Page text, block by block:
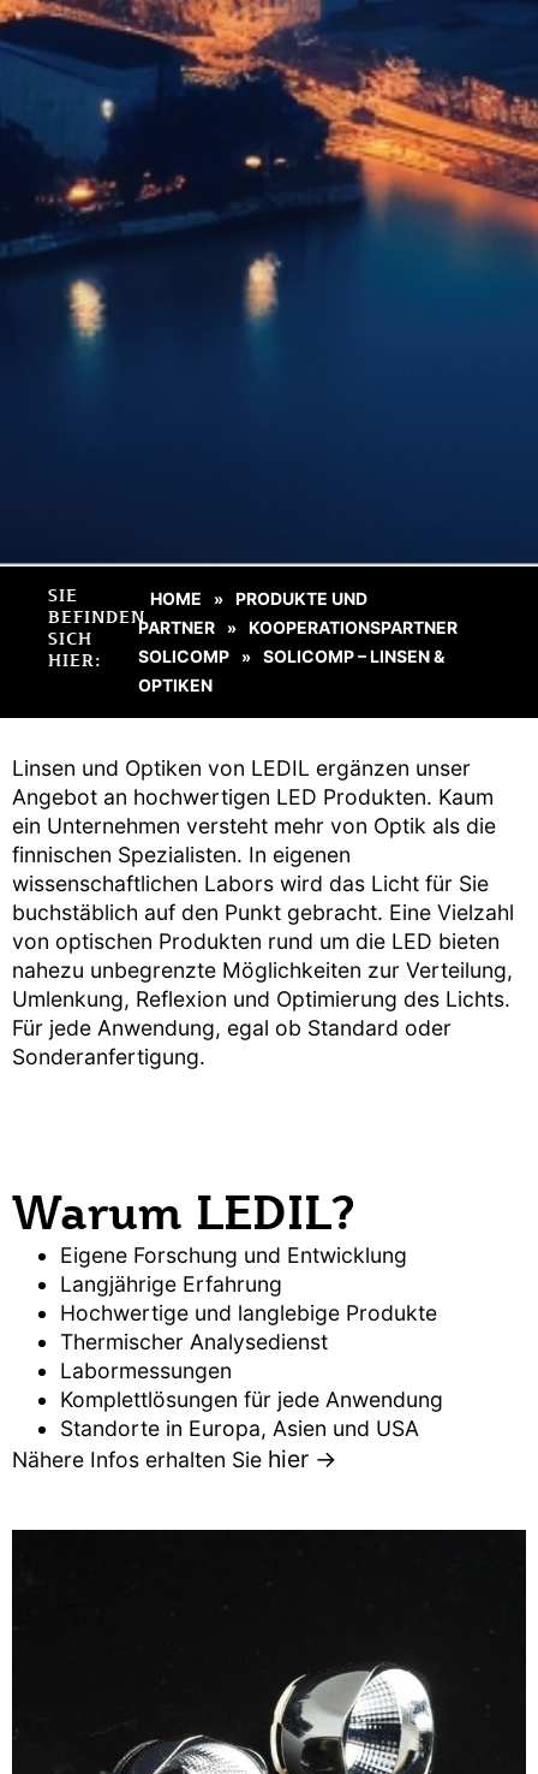
SIE
BEFINDEN
SICH
HIER:
HOME »
PRODUKTE UND
PARTNER
»
KOOPERATIONSPARTNER
SOLICOMP
»
SOLICOMP – LINSEN &
OPTIKEN
Linsen und Optiken von LEDIL ergänzen unser
Angebot an hochwertigen LED Produkten. Kaum
ein Unternehmen versteht mehr von Optik als die
finnischen Spezialisten. In eigenen
wissenschaftlichen Labors wird das Licht für Sie
buchstäblich auf den Punkt gebracht. Eine Vielzahl
von optischen Produkten rund um die LED bieten
nahezu unbegrenzte Möglichkeiten zur Verteilung,
Umlenkung, Reflexion und Optimierung des Lichts.
Für jede Anwendung, egal ob Standard oder
Sonderanfertigung.
Warum LEDIL?
Eigene Forschung und Entwicklung
Langjährige Erfahrung
Hochwertige und langlebige Produkte
Thermischer Analysedienst
Labormessungen
Komplettlösungen für jede Anwendung
Standorte in Europa, Asien und USA
Nähere Infos erhalten Sie hier ->